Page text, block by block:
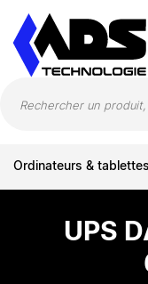
Ordinateurs & tablettes
UPS